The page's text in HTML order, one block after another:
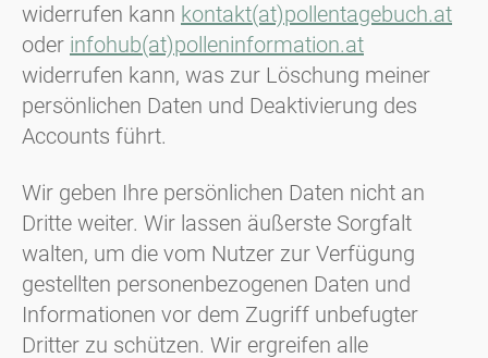
widerrufen kann kontakt(at)pollentagebuch.at
oder infohub(at)polleninformation.at
widerrufen kann, was zur Löschung meiner
persönlichen Daten und Deaktivierung des
Accounts führt.
Wir geben Ihre persönlichen Daten nicht an
Dritte weiter. Wir lassen äußerste Sorgfalt
walten, um die vom Nutzer zur Verfügung
gestellten personenbezogenen Daten und
Informationen vor dem Zugriff unbefugter
Dritter zu schützen. Wir ergreifen alle